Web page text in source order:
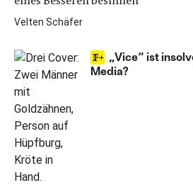
Velten Schäfer
„Vice“ ist
Media?